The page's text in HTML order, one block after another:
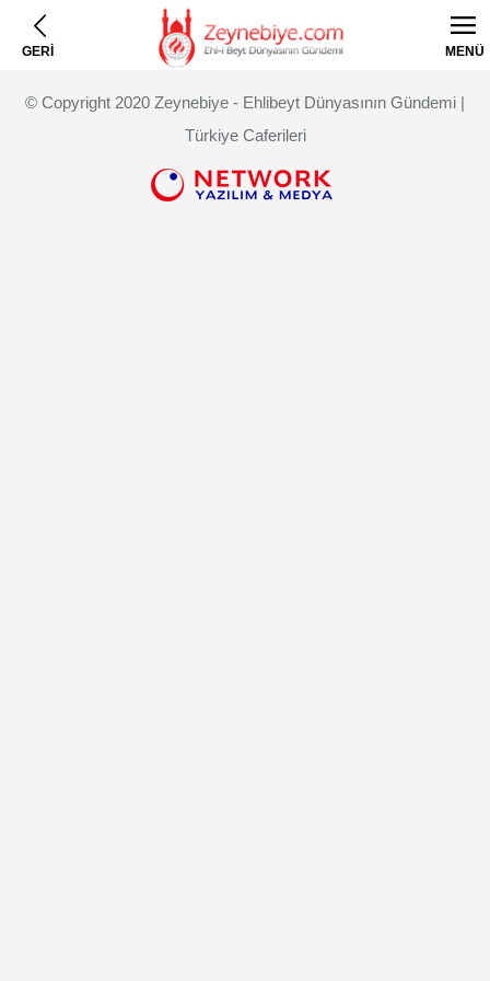
GERİ MENÜ
© Copyright 2020 Zeynebiye - Ehlibeyt Dünyasının Gündemi |
Türkiye Caferileri